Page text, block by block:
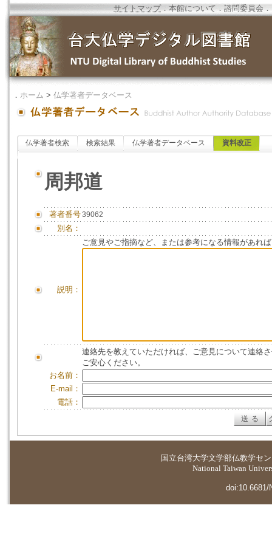
サイトマップ．本館について ．諮問委員会 ．
． ホーム > 仏学著者データベース
仏学著者検索 検索結果 仏学著者データベース 資料改正
周邦道
著者番号39062
別名：
説明：
ご意見やご指摘など、または参考になる情報があれ
連絡先を教えていただければ、ご意見について連絡
ご安心ください。
お名前：
E-mail：
電話：
国立台湾大学文学部仏教学セ
National Taiwan
doi:10.6681/